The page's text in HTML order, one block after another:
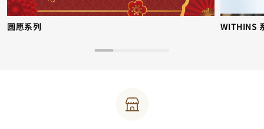
圆愿系列 WITHINS